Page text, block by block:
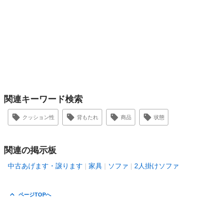
関連キーワード検索
クッション性 背もたれ 商品 状態
関連の掲示板
中古あげます・譲ります 家具 ソファ 2人掛けソファ
ページTOPへ